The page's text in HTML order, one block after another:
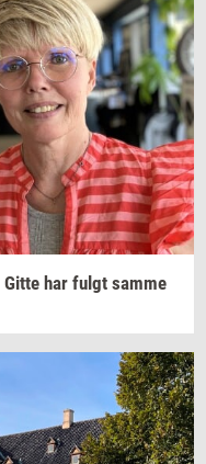
Gitte har fulgt samme